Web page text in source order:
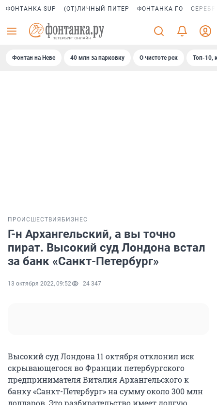
ФОНТАНКА SUP (ОТ)ЛИЧНЫЙ ПИТЕР ФОНТАНКА ГО
Фонтан на Неве 40 млн за парковку О чистоте рек Топ-10,
ПРОИСШЕСТВИЯ БИЗНЕС
Г-н Архангельский, а вы точно
пират. Высокий суд Лондона встал
за банк «Санкт-Петербург»
13 октября 2022, 09:52 24 347
Высокий суд Лондона 11 октября отклонил иск
скрывающегося во Франции петербургского
предпринимателя Виталия Архангельского к
банку «Санкт-Петербург» на сумму около 300 млн
долларов. Это разбирательство имеет долгую